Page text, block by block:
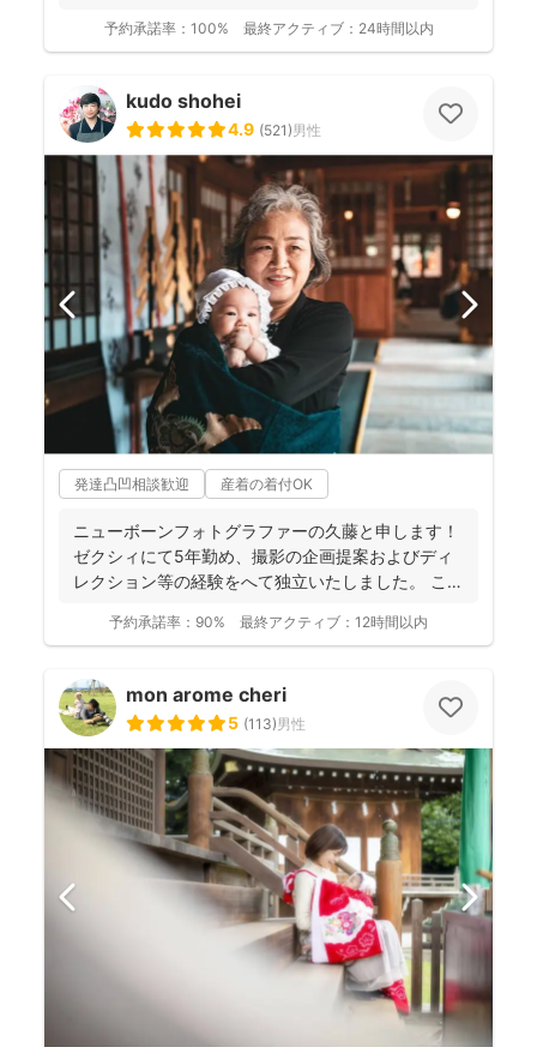
予約承諾率： 100% 最終アクティブ： 24時間以内
kudo shohei
4.9 (521)男性
発達凸凹相談歓迎 産着の着付OK
ニューボーンフォトグラファーの久藤と申します！
ゼクシィにて5年勤め、撮影の企画提案およびディ
レクション等の経験をへて独立いたしました。 これ
予約承諾率： 90% 最終アクティブ： 12時間以内
mon arome cheri
5 (113)男性